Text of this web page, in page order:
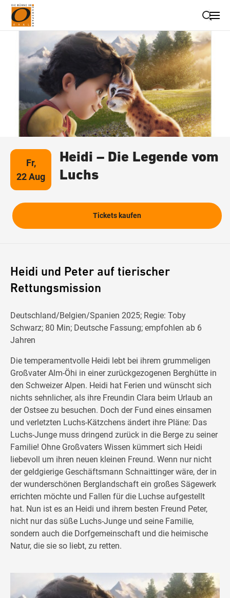
Suche schließen
Wegbeschreibung erhalten
Fr,
22 Aug
Heidi – Die Legende vom
Luchs
Tickets kaufen
Heidi und Peter auf tierischer
Rettungsmission
Deutschland/Belgien/Spanien 2025; Regie: Toby
Schwarz; 80 Min; Deutsche Fassung; empfohlen ab 6
Jahren
Die temperamentvolle Heidi lebt bei ihrem grummeligen
Großvater Alm-Öhi in einer zurückgezogenen Berghütte in
den Schweizer Alpen. Heidi hat Ferien und wünscht sich
nichts sehnlicher, als ihre Freundin Clara beim Urlaub an
der Ostsee zu besuchen. Doch der Fund eines einsamen
und verletzten Luchs-Kätzchens ändert ihre Pläne: Das
Luchs-Junge muss dringend zurück in die Berge zu seiner
Familie! Ohne Großvaters Wissen kümmert sich Heidi
liebevoll um ihren neuen kleinen Freund. Wenn nur nicht
der geldgierige Geschäftsmann Schnaittinger wäre, der in
der wunderschönen Berglandschaft ein großes Sägewerk
errichten möchte und Fallen für die Luchse aufgestellt
hat. Nun ist es an Heidi und ihrem besten Freund Peter,
nicht nur das süße Luchs-Junge und seine Familie,
sondern auch die Dorfgemeinschaft und die heimische
Natur, die sie so liebt, zu retten.